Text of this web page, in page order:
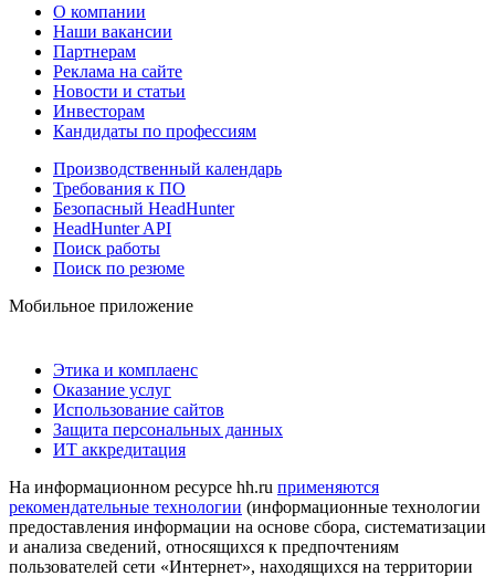
О компании
Наши вакансии
Партнерам
Реклама на сайте
Новости и статьи
Инвесторам
Кандидаты по профессиям
Производственный календарь
Требования к ПО
Безопасный HeadHunter
HeadHunter API
Поиск работы
Поиск по резюме
Мобильное приложение
Этика и комплаенс
Оказание услуг
Использование сайтов
Защита персональных данных
ИТ аккредитация
На информационном ресурсе hh.ru применяются
рекомендательные технологии (информационные технологии
предоставления информации на основе сбора, систематизации
и анализа сведений, относящихся к предпочтениям
пользователей сети «Интернет», находящихся на территории